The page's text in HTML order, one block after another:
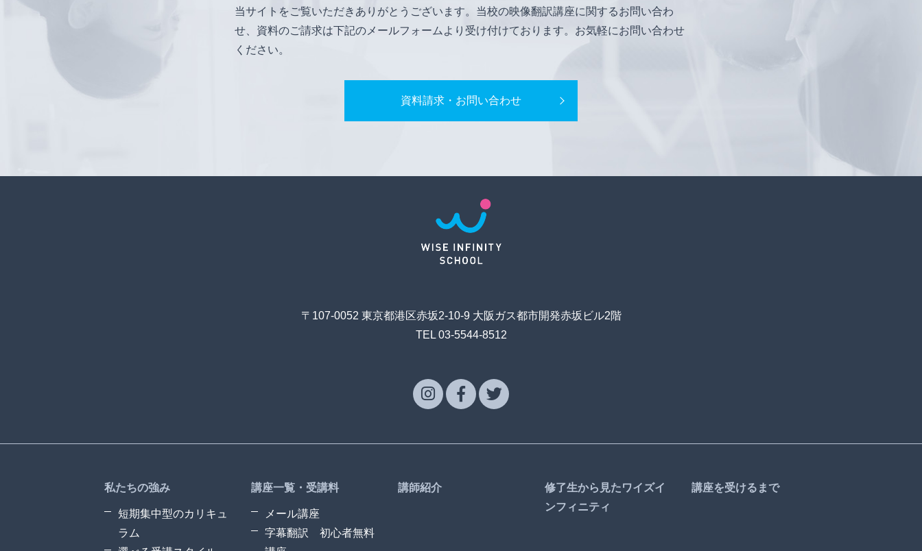
当サイトをご覧いただきありがとうございます。当校の映像翻訳講座に関するお問い合わ
せ、資料のご請求は下記のメールフォームより受け付けております。お気軽にお問い合わせ
ください。
資料請求・お問い合わせ
〒107-0052 東京都港区赤坂2-10-9 大阪ガス都市開発赤坂ビル2階
TEL 03-5544-8512
私たちの強み
短期集中型のカリキュ
ラム
講座一覧・受講料
メール講座
字幕翻訳 初心者無料
講師紹介
修了生から見たワイズイ
ンフィニティ
講座を受けるまで